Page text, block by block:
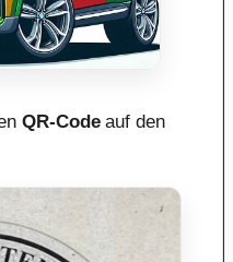
QR-Codeauf den